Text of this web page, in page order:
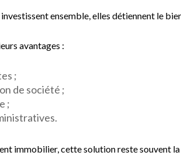
ensemble, elles détiennent le
avantages :
;
de société ;
;
immobilier, cette solution reste souvent la